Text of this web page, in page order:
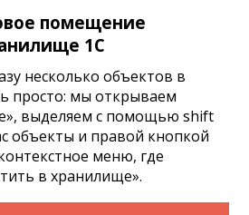
помещение
1С
несколько объектов в
просто: мы открываем
выделяем с помощью shift
объекты и правой кнопкой
меню, где
в хранилище».